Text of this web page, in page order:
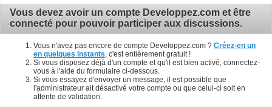
Vous devez avoir un compte Developpez.com et être
connecté pour pouvoir participer aux discussions.
Vous n'avez pas encore de compte Developpez.com ? Créez-en un
en quelques instants , c'est entièrement gratuit !
Si vous disposez déjà d'un compte et qu'il est bien activé, connectez-
vous à l'aide du formulaire ci-dessous.
Si vous essayez d'envoyer un message, il est possible que
l'administrateur ait désactivé votre compte ou que celui-ci soit en
attente de validation.